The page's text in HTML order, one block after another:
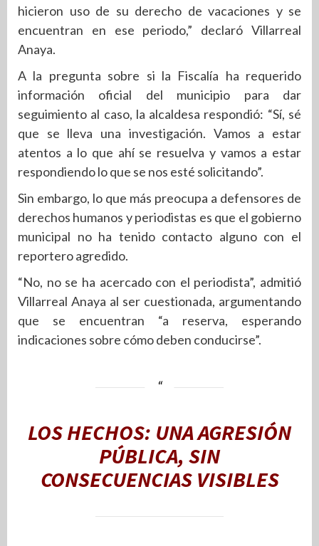
hicieron uso de su derecho de vacaciones y se
encuentran en ese periodo,” declaró Villarreal
Anaya.
A la pregunta sobre si la Fiscalía ha requerido
información oficial del municipio para dar
seguimiento al caso, la alcaldesa respondió: “Sí, sé
que se lleva una investigación. Vamos a estar
atentos a lo que ahí se resuelva y vamos a estar
respondiendo lo que se nos esté solicitando”.
Sin embargo, lo que más preocupa a defensores de
derechos humanos y periodistas es que el gobierno
municipal no ha tenido contacto alguno con el
reportero agredido.
“No, no se ha acercado con el periodista”, admitió
Villarreal Anaya al ser cuestionada, argumentando
que se encuentran “a reserva, esperando
indicaciones sobre cómo deben conducirse”.
LOS HECHOS: UNA AGRESIÓN
PÚBLICA, SIN
CONSECUENCIAS VISIBLES